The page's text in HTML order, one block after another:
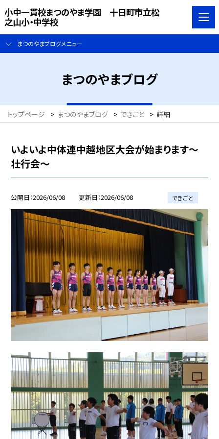
小中一貫校まつのやま学園 十日町市立松
之山小・中学校
まつのやまブログメニュー
まつのやまブログ
トップページ > まつのやまブログ > できごと > 詳細
いよいよ中体連中越地区大会が始まります～
壮行会～
公開日 2026/06/08 更新日 2026/06/08 できごと